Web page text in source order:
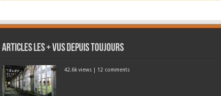
Articles les + vus depuis toujours
42.6k views | 12 comments